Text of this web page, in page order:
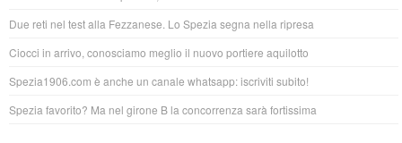
o
o
k
p
p
Due reti nel test alla Fezzanese. Lo Spezia segna nella ripresa
Ciocci in arrivo, conosciamo meglio il nuovo portiere aquilotto
Spezia1906.com è anche un canale whatsapp: iscriviti subito!
Spezia favorito? Ma nel girone B la concorrenza sarà fortissima